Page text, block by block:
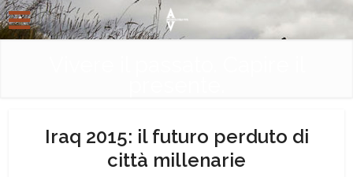
Iraq 2015: il futuro perduto di
città millenarie